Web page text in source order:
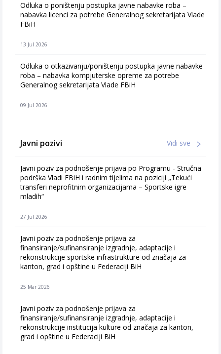
Odluka o poništenju postupka javne nabavke roba –
nabavka licenci za potrebe Generalnog sekretarijata Vlade
FBiH
13 Jul 2026
Odluka o otkazivanju/poništenju postupka javne nabavke
roba – nabavka kompjuterske opreme za potrebe
Generalnog sekretarijata Vlade FBiH
09 Jul 2026
Javni pozivi Vidi sve
Javni poziv za podnošenje prijava po Programu - Stručna
podrška Vladi FBiH i radnim tijelima na poziciji „Tekući
transferi neprofitnim organizacijama – Sportske igre
mladih“
27 Jul 2026
Javni poziv za podnošenje prijava za
finansiranje/sufinansiranje izgradnje, adaptacije i
rekonstrukcije sportske infrastrukture od značaja za
kanton, grad i opštine u Federaciji BiH
25 Mar 2026
Javni poziv za podnošenje prijava za
finansiranje/sufinansiranje izgradnje, adaptacije i
rekonstrukcije institucija kulture od značaja za kanton,
grad i opštine u Federaciji BiH